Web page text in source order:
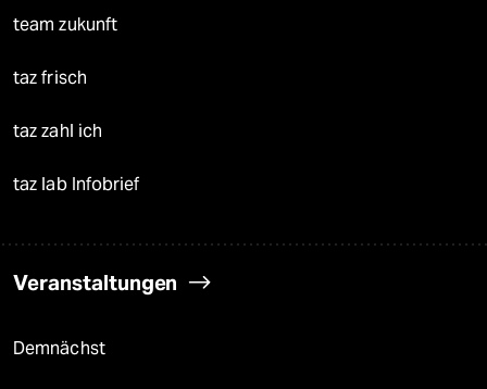
team zukunft
taz frisch
taz zahl ich
taz lab Infobrief
Veranstaltungen
Demnächst